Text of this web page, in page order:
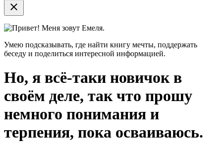
close
Привет! Меня зовут Емеля.
Умею подсказывать, где найти книгу мечты, поддержать
беседу и поделиться интересной информацией.
Но, я всё-таки новичок в
своём деле, так что прошу
немного понимания и
терпения, пока осваиваюсь.